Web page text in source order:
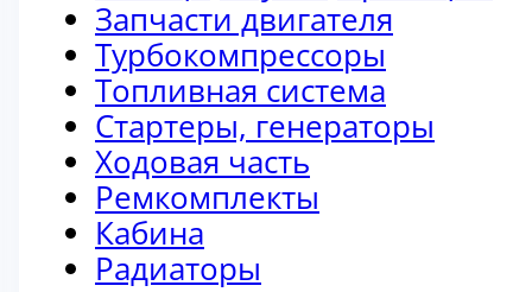
Запчасти двигателя
Турбокомпрессоры
Топливная система
Стартеры, генераторы
Ходовая часть
Ремкомплекты
Кабина
Радиаторы